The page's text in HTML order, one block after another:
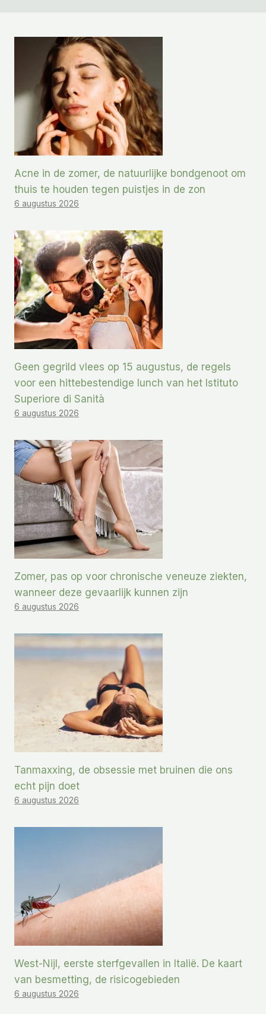
Acne in de zomer, de natuurlijke bondgenoot om
thuis te houden tegen puistjes in de zon
6 augustus 2026
Geen gegrild vlees op 15 augustus, de regels
voor een hittebestendige lunch van het Istituto
Superiore di Sanità
6 augustus 2026
Zomer, pas op voor chronische veneuze ziekten,
wanneer deze gevaarlijk kunnen zijn
6 augustus 2026
Tanmaxxing, de obsessie met bruinen die ons
echt pijn doet
6 augustus 2026
West-Nijl, eerste sterfgevallen in Italië. De kaart
van besmetting, de risicogebieden
6 augustus 2026